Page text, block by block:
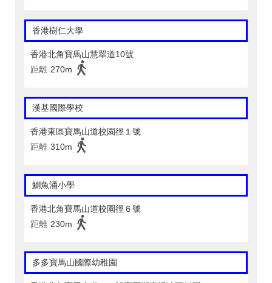
香港樹仁大學
香港北角寶馬山慧翠道10號
距離 270m
漢基國際學校
香港東區寶馬山道校園徑１號
距離 310m
鰂魚涌小學
香港北角寶馬山道校園徑６號
距離 230m
多多寶馬山國際幼稚園